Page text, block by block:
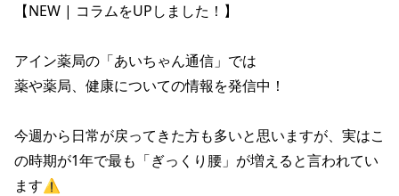
【NEW | コラムをUPしました！】
アイン薬局の「あいちゃん通信」では
薬や薬局、健康についての情報を発信中！
今週から日常が戻ってきた方も多いと思いますが、実はこ
の時期が1年で最も「ぎっくり腰」が増えると言われてい
ます⚠